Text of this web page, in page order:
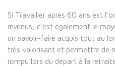
Si Travailler après 60 ans est
revenus, c’est également le
un savoir-faire acquis tout au
très valorisant et permettre de
rompu lors du départ à la